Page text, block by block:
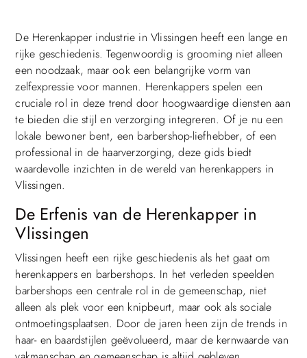
De Herenkapper industrie in Vlissingen heeft een lange en
rijke geschiedenis. Tegenwoordig is grooming niet alleen
een noodzaak, maar ook een belangrijke vorm van
zelfexpressie voor mannen. Herenkappers spelen een
cruciale rol in deze trend door hoogwaardige diensten aan
te bieden die stijl en verzorging integreren. Of je nu een
lokale bewoner bent, een barbershop-liefhebber, of een
professional in de haarverzorging, deze gids biedt
waardevolle inzichten in de wereld van herenkappers in
Vlissingen.
De Erfenis van de Herenkapper in
Vlissingen
Vlissingen heeft een rijke geschiedenis als het gaat om
herenkappers en barbershops. In het verleden speelden
barbershops een centrale rol in de gemeenschap, niet
alleen als plek voor een knipbeurt, maar ook als sociale
ontmoetingsplaatsen. Door de jaren heen zijn de trends in
haar- en baardstijlen geëvolueerd, maar de kernwaarde van